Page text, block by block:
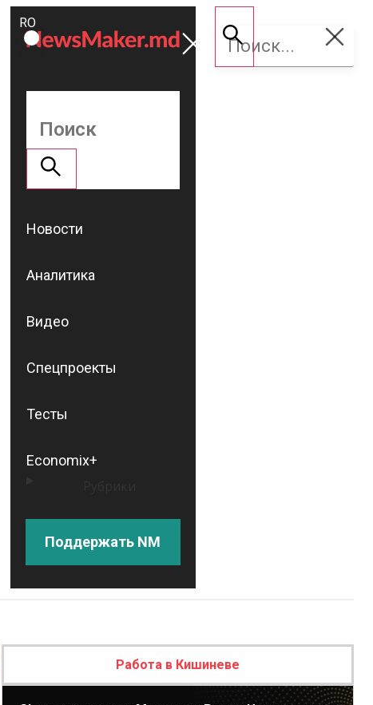
ROMÂNĂ
RU
Поддержать
NM
Новости
Аналитика
Видео
Спецпроекты
Тесты
Economix+
Поддержать NM
Работа в Кишиневе